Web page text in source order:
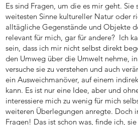
Es sind Fragen, um die es mir geht.
weitesten Sinne kultureller Natur oder
alltägliche Gegenstände und Objekte
relevant für mich, gar für andere? Ich
sein, dass ich mir nicht selbst direkt
den Umweg über die Umwelt nehme,
versuche sie zu verstehen und auch
ein Ausweichmanöver, auf einem
kann. Es ist nur eine Idee, aber und
interessiere mich zu wenig für mich
weiteren Überlegungen anregte. Doch
Fragen! Das ist schon was, finde ich,